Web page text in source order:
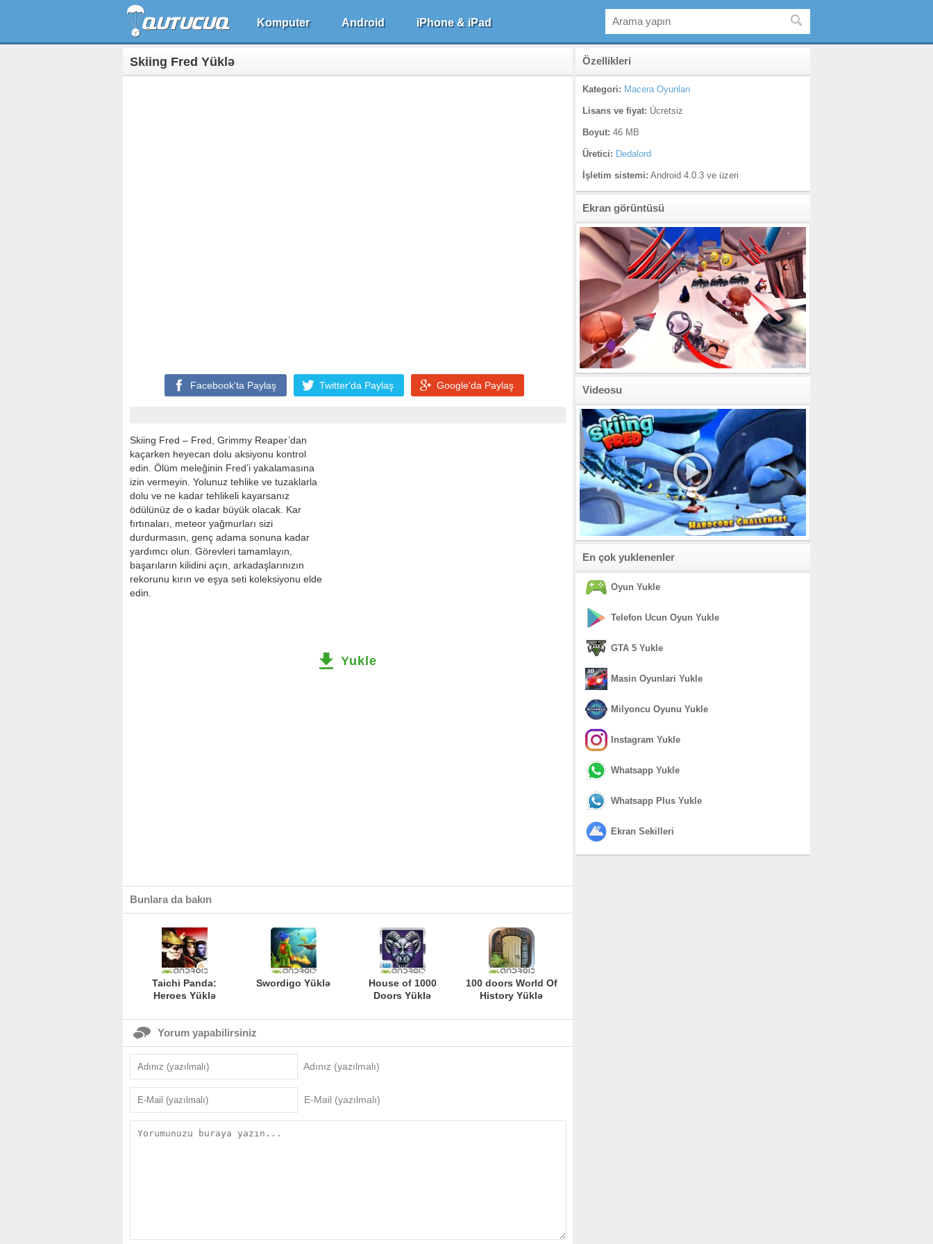
Komputer Android iPhone & iPad
Skiing Fred Yüklə
Facebook'ta Paylaş Twitter'da Paylaş Google'da Paylaş
Skiing Fred – Fred, Grimmy Reaper’dan
kaçarken heyecan dolu aksiyonu kontrol
edin. Ölüm meleğinin Fred’i yakalamasına
izin vermeyin. Yolunuz tehlike ve tuzaklarla
dolu ve ne kadar tehlikeli kayarsanız
ödülünüz de o kadar büyük olacak. Kar
fırtınaları, meteor yağmurları sizi
durdurmasın, genç adama sonuna kadar
yardımcı olun. Görevleri tamamlayın,
başarıların kilidini açın, arkadaşlarınızın
rekorunu kırın ve eşya seti koleksiyonu elde
edin.
Yukle
Bunlara da bakın
Taichi Panda:
Heroes Yüklə
Swordigo Yüklə
House of 1000
Doors Yüklə
100 doors World Of
History Yüklə
Yorum yapabilirsiniz
Adınız (yazılmalı)
E-Mail (yazılmalı)
Özellikleri
Kategori: Macera Oyunları
Lisans ve fiyat: Ücretsiz
Boyut: 46 MB
Üretici: Dedalord
İşletim sistemi: Android 4.0.3 ve üzeri
Ekran görüntüsü
Videosu
En çok yuklenenler
Oyun Yukle
Telefon Ucun Oyun Yukle
GTA 5 Yukle
Masin Oyunlari Yukle
Milyoncu Oyunu Yukle
Instagram Yukle
Whatsapp Yukle
Whatsapp Plus Yukle
Ekran Sekilleri